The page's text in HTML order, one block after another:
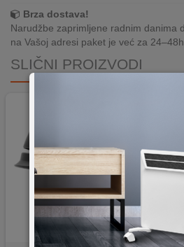
Brza dostava!
Narudžbe zaprimljene radnim danima
na Vašoj adresi paket je već za 24–48h.
SLIČNI PROIZVODI